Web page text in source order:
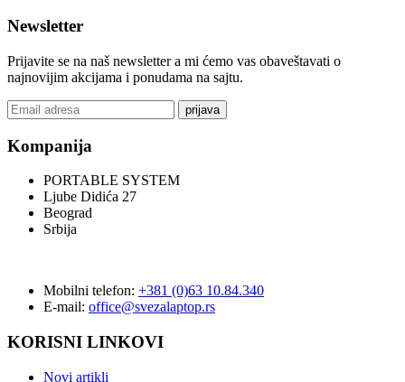
Newsletter
Prijavite se na naš newsletter a mi ćemo vas obaveštavati o
najnovijim akcijama i ponudama na sajtu.
prijava
Kompanija
PORTABLE SYSTEM
Ljube Didića 27
Beograd
Srbija
Mobilni telefon: +381 (0)63 10.84.340
E-mail: office@svezalaptop.rs
KORISNI LINKOVI
Novi artikli